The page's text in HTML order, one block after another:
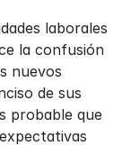
laborales
la confusión
nuevos
de sus
probable que